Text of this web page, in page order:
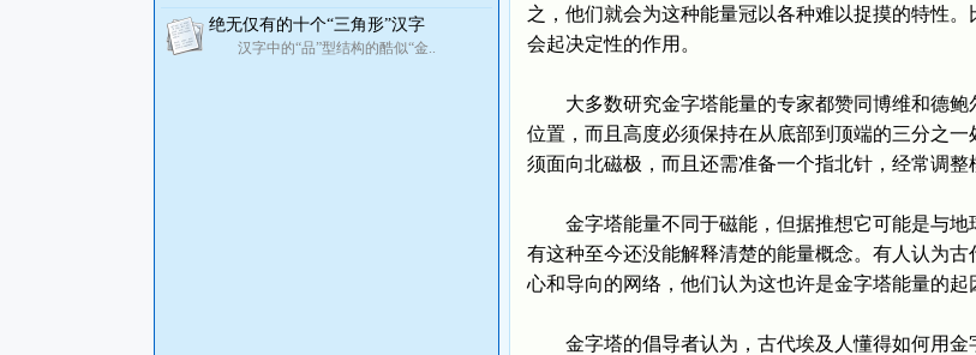
绝无仅有的十个“三角形”汉字
汉字中的“品”型结构的酷似“金..
之，他们就会为这种能量冠以各种难以捉摸的特性
会起决定性的作用。
大多数研究金字塔能量的专家都赞同博维和德鲍
位置，而且高度必须保持在从底部到顶端的三分之
须面向北磁极，而且还需准备一个指北针，经常调整
金字塔能量不同于磁能，但据推想它可能是与地
有这种至今还没能解释清楚的能量概念。有人认为
心和导向的网络，他们认为这也许是金字塔能量的起
金字塔的倡导者认为，古代埃及人懂得如何用金